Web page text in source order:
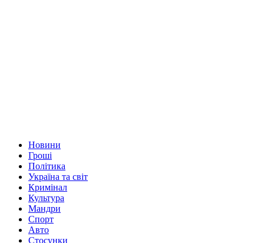
Новини
Гроші
Політика
Україна та світ
Кримінал
Культура
Мандри
Спорт
Авто
Стосунки